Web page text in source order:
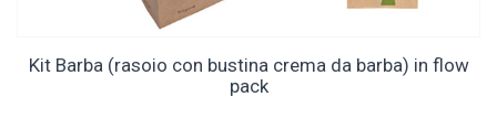
Kit Barba (rasoio con bustina crema da barba) in flow
pack